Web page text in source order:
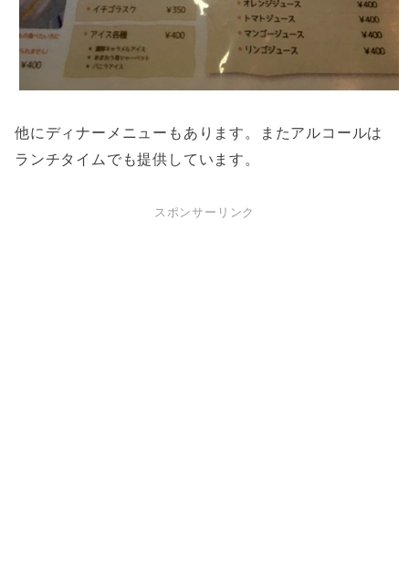
他にディナーメニューもあります。またアルコールは
ランチタイムでも提供しています。
スポンサーリンク